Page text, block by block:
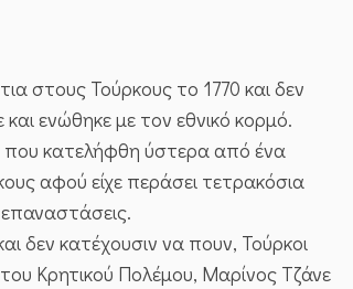
στους Τούρκους το 1770 και δεν
ενώθηκε με τον εθνικό κορμό.
που κατελήφθη ύστερα από ένα
αφού είχε περάσει τετρακόσια
δεν κατέχουσιν να πουν, Τούρκοι
Κρητικού Πολέμου, Μαρίνος Τζάνε